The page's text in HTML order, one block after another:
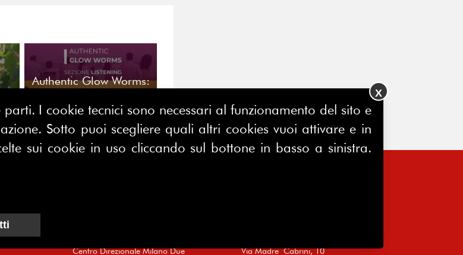
Authentic Glow Worms:
dialogo tra educazione
religiosa e
comunicazione
Centro Direzionale Milano Due
Via Madre Cabrini, 10
I cookie tecnici sono necessari al funzionamento del sito e
Sotto puoi scegliere quali altri cookies vuoi attivare e in
sui cookie in uso cliccando sul bottone in basso a sinistra.
X